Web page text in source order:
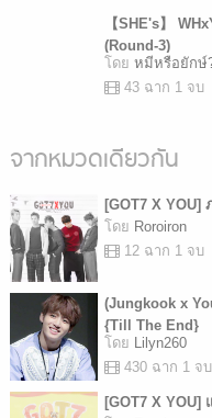
【SHE's】
(Round-3)
โดย หมีหรือยักษ์
43 ฉาก 1 จบ
จากหมวดเดียวกัน
[GOT7 X YOU]
โดย Roroiron
12 ฉาก 1 จบ
(Jungkook x
{Till The End}
โดย Lilyn260
430 ฉาก 1 จบ
[GOT7 X YOU]